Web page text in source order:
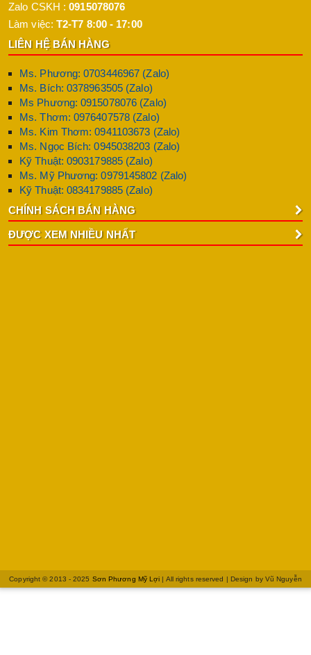
Zalo CSKH :0915078076
Làm việc: T2-T7 8:00 - 17:00
LIÊN HỆ BÁN HÀNG
Ms. Phương: 0703446967 (Zalo)
Ms. Bích: 0378963505 (Zalo)
Ms Phương: 0915078076 (Zalo)
Ms. Thơm: 0976407578 (Zalo)
Ms. Kim Thơm: 0941103673 (Zalo)
Ms. Ngọc Bích: 0945038203 (Zalo)
Kỹ Thuật: 0903179885 (Zalo)
Ms. Mỹ Phương: 0979145802 (Zalo)
Kỹ Thuật: 0834179885 (Zalo)
CHÍNH SÁCH BÁN HÀNG
ĐƯỢC XEM NHIỀU NHẤT
Copyright © 2013 - 2025 Sơn Phương Mỹ Lợi | All rights reserved | Design by Vũ Nguyễn